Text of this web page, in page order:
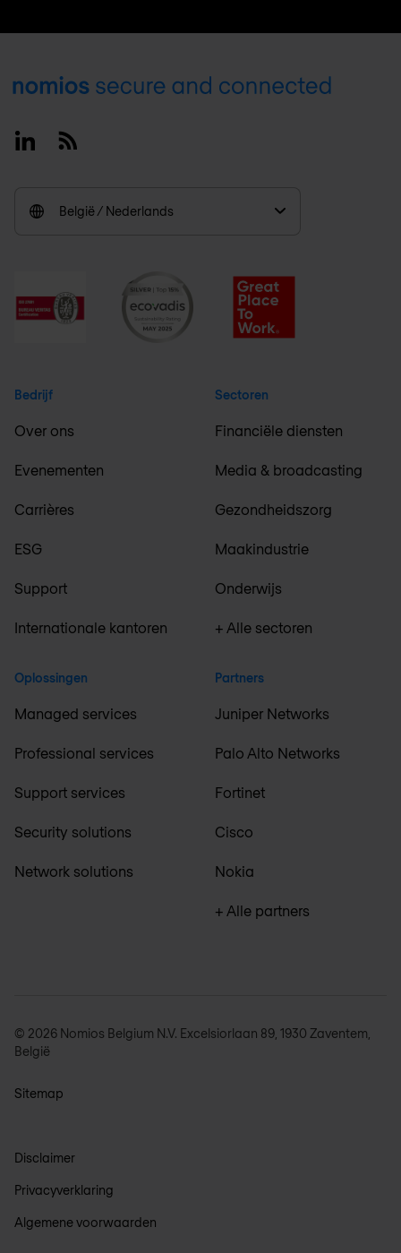
Footer
LinkedinRSS
België / Nederlands
Bedrijf
Over ons
Evenementen
Carrières
ESG
Support
Internationale kantoren
Oplossingen
Managed services
Professional services
Support services
Security solutions
Network solutions
Sectoren
Financiële diensten
Media & broadcasting
Gezondheidszorg
Maakindustrie
Onderwijs
+ Alle sectoren
Partners
Juniper Networks
Palo Alto Networks
Fortinet
Cisco
Nokia
+ Alle partners
© 2026 Nomios Belgium N.V. Excelsiorlaan 89, 1930 Zaventem,
België
Sitemap
Disclaimer
Privacyverklaring
Algemene voorwaarden